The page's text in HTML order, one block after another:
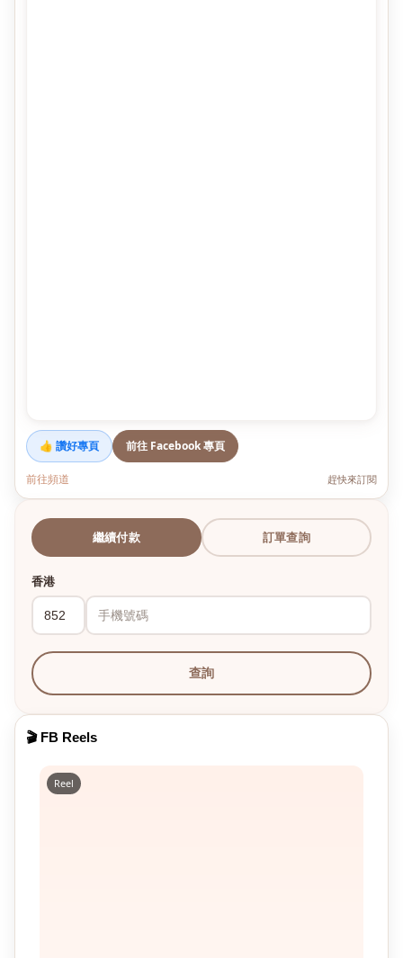
👍 讚好專頁 前往 Facebook 專頁
前往頻道 趕快來訂閱
繼續付款 訂單查詢
香港
查詢
🎬 FB Reels
Reel